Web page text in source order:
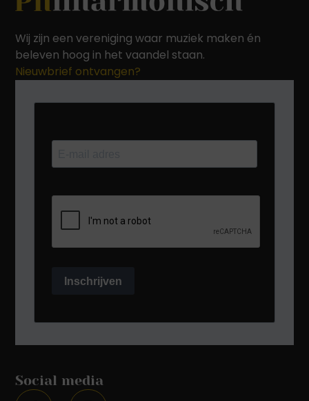
Wij zijn een vereniging waar muziek maken én
beleven hoog in het vaandel staan.
Nieuwbrief ontvangen?
Inschrijven
Social media